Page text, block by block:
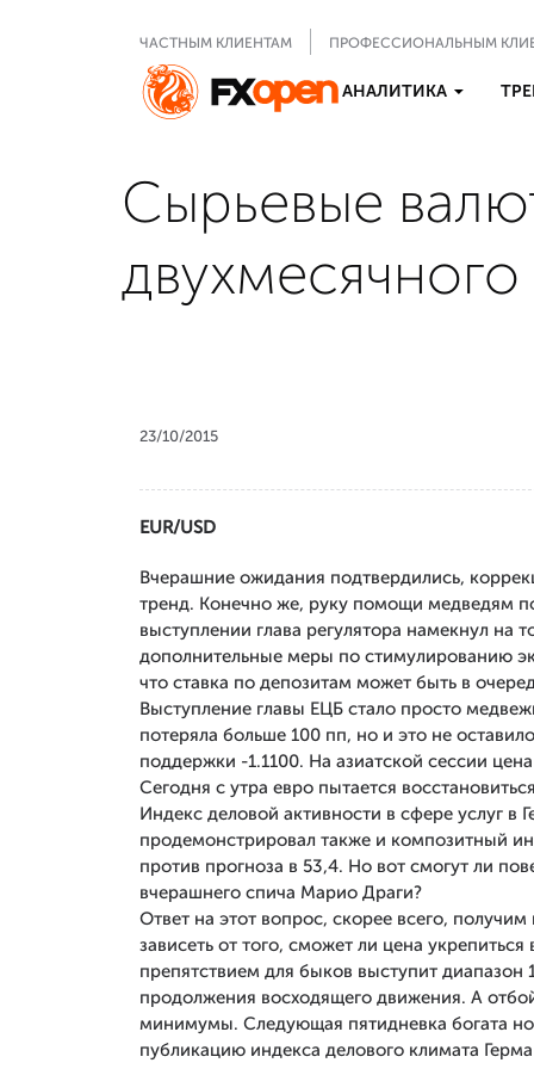
ЧАСТНЫМ КЛИЕНТАМ ПРОФЕССИОНАЛЬНЫМ
АНАЛИТИКА
Сырьевые
23/10/2015
EUR/USD
Вчерашние ожидания подтвердились,
тренд. Конечно же, руку помощи медведям
выступлении глава регулятора намекнул на
дополнительные меры по стимулированию
что ставка по депозитам может быть в
Выступление главы ЕЦБ стало просто
потеряла больше 100 пп, но и это не
поддержки -1.1100. На азиатской сессии
Сегодня с утра евро пытается
Индекс деловой активности в сфере услуг в
продемонстрировал также и композитный
против прогноза в 53,4. Но вот смогут ли
вчерашнего спича Марио Драги?
Ответ на этот вопрос, скорее всего,
зависеть от того, сможет ли цена
препятствием для быков выступит
продолжения восходящего движения. А
минимумы. Следующая пятидневка богата
публикацию индекса делового климата